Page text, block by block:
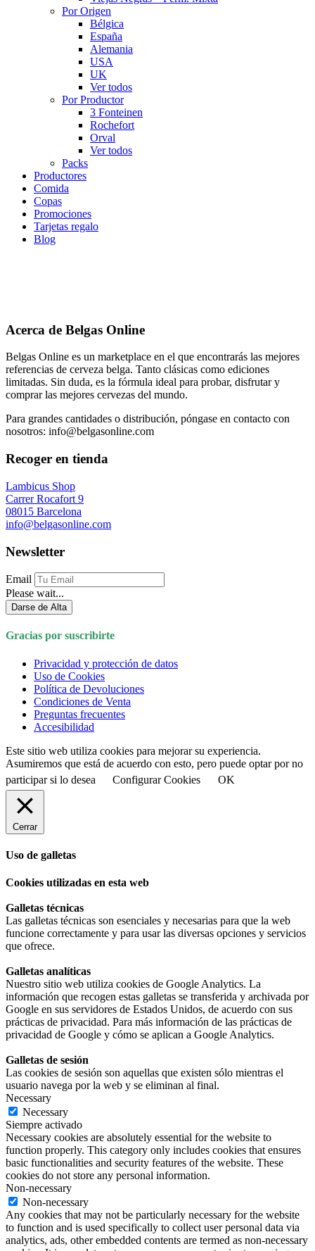
Por Origen
Bélgica
España
Alemania
USA
UK
Ver todos
Por Productor
3 Fonteinen
Rochefort
Orval
Ver todos
Packs
Productores
Comida
Copas
Promociones
Tarjetas regalo
Blog
Acerca de Belgas Online
Belgas Online es un marketplace en el que encontrarás las mejores
referencias de cerveza belga. Tanto clásicas como ediciones
limitadas. Sin duda, es la fórmula ideal para probar, disfrutar y
comprar las mejores cervezas del mundo.
Para grandes cantidades o distribución, póngase en contacto con
nosotros: info@belgasonline.com
Recoger en tienda
Lambicus Shop
Carrer Rocafort 9
08015 Barcelona
info@belgasonline.com
Newsletter
Email
Please wait...
Darse de Alta
Gracias por suscribirte
Privacidad y protección de datos
Uso de Cookies
Política de Devoluciones
Condiciones de Venta
Preguntas frecuentes
Accesibilidad
Este sitio web utiliza cookies para mejorar su experiencia.
Asumiremos que está de acuerdo con esto, pero puede optar por no
participar si lo desea
Configurar Cookies OK
Cerrar
Uso de galletas
Cookies utilizadas en esta web
Galletas técnicas
Las galletas técnicas son esenciales y necesarias para que la web
funcione correctamente y para usar las diversas opciones y servicios
que ofrece.
Galletas analíticas
Nuestro sitio web utiliza cookies de Google Analytics. La
información que recogen estas galletas se transferida y archivada por
Google en sus servidores de Estados Unidos, de acuerdo con sus
prácticas de privacidad. Para más información de las prácticas de
privacidad de Google y cómo se aplican a Google Analytics.
Galletas de sesión
Las cookies de sesión son aquellas que existen sólo mientras el
usuario navega por la web y se eliminan al final.
Necessary
Necessary
Siempre activado
Necessary cookies are absolutely essential for the website to
function properly. This category only includes cookies that ensures
basic functionalities and security features of the website. These
cookies do not store any personal information.
Non-necessary
Non-necessary
Any cookies that may not be particularly necessary for the website
to function and is used specifically to collect user personal data via
analytics, ads, other embedded contents are termed as non-necessary